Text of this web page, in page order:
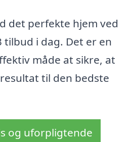
det perfekte hjem ved
i dag. Det er en
måde at sikre, at
til den bedste
og uforpligtende